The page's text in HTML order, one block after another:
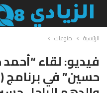
الرئيسية منوعات
فيديو: لقاء
حسين” في برنامج